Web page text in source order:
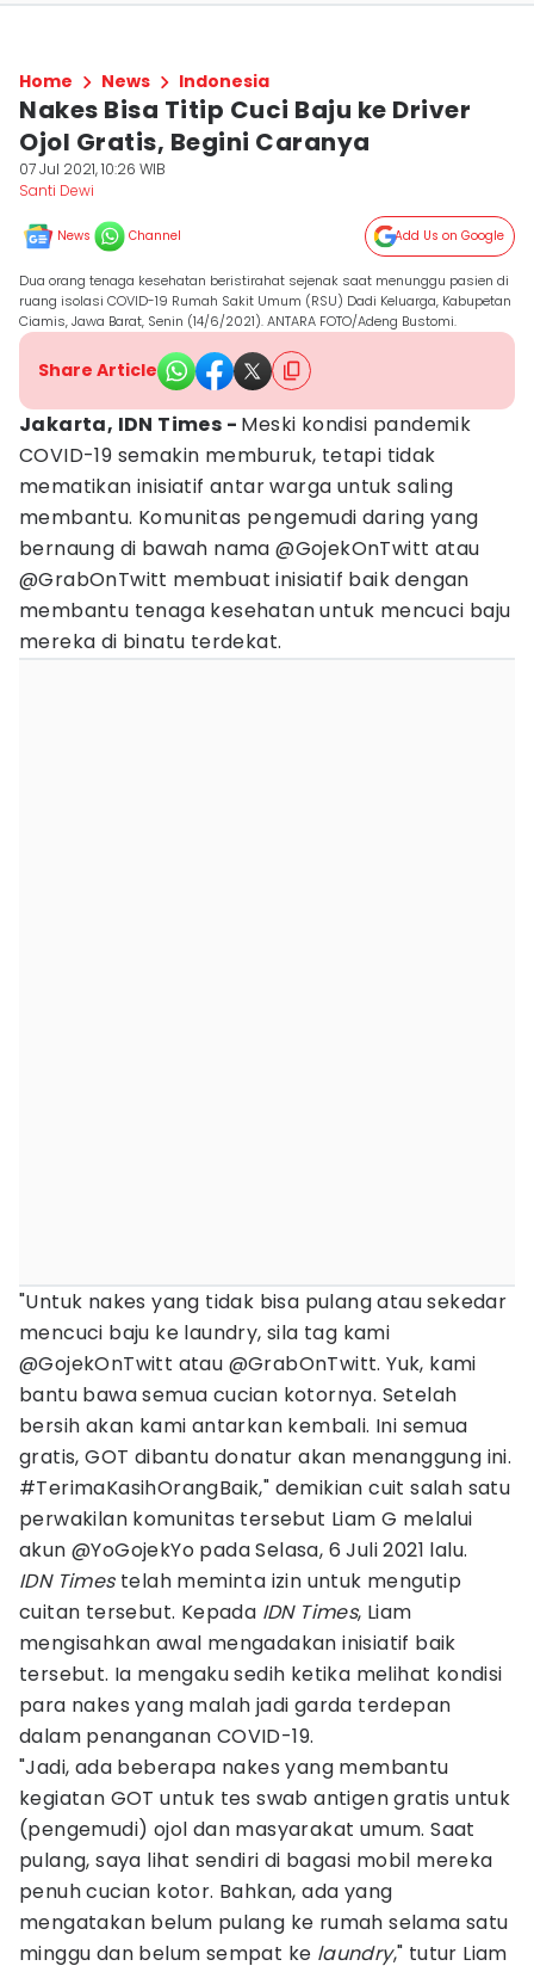
Home News Indonesia
Nakes Bisa Titip Cuci Baju ke Driver
Ojol Gratis, Begini Caranya
07 Jul 2021, 10:26 WIB
Santi Dewi
News Channel Add Us on Google
Dua orang tenaga kesehatan beristirahat sejenak saat menunggu pasien di
ruang isolasi COVID-19 Rumah Sakit Umum (RSU) Dadi Keluarga, Kabupetan
Ciamis, Jawa Barat, Senin (14/6/2021). ANTARA FOTO/Adeng Bustomi.
Share Article
Jakarta, IDN Times - Meski kondisi pandemik
COVID-19 semakin memburuk, tetapi tidak
mematikan inisiatif antar warga untuk saling
membantu. Komunitas pengemudi daring yang
bernaung di bawah nama @GojekOnTwitt atau
@GrabOnTwitt membuat inisiatif baik dengan
membantu tenaga kesehatan untuk mencuci baju
mereka di binatu terdekat.
"Untuk nakes yang tidak bisa pulang atau sekedar
mencuci baju ke laundry, sila tag kami
@GojekOnTwitt atau @GrabOnTwitt. Yuk, kami
bantu bawa semua cucian kotornya. Setelah
bersih akan kami antarkan kembali. Ini semua
gratis, GOT dibantu donatur akan menanggung ini.
#TerimaKasihOrangBaik," demikian cuit salah satu
perwakilan komunitas tersebut Liam G melalui
akun @YoGojekYo pada Selasa, 6 Juli 2021 lalu.
IDN Times telah meminta izin untuk mengutip
cuitan tersebut. Kepada IDN Times, Liam
mengisahkan awal mengadakan inisiatif baik
tersebut. Ia mengaku sedih ketika melihat kondisi
para nakes yang malah jadi garda terdepan
dalam penanganan COVID-19.
"Jadi, ada beberapa nakes yang membantu
kegiatan GOT untuk tes swab antigen gratis untuk
(pengemudi) ojol dan masyarakat umum. Saat
pulang, saya lihat sendiri di bagasi mobil mereka
penuh cucian kotor. Bahkan, ada yang
mengatakan belum pulang ke rumah selama satu
minggu dan belum sempat ke laundry," tutur Liam